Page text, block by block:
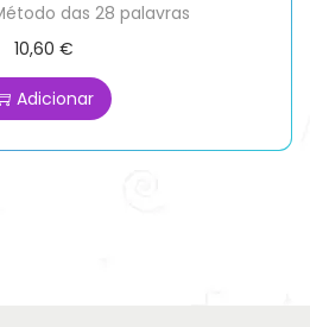
das 28 palavras
10,60 €
Adicionar